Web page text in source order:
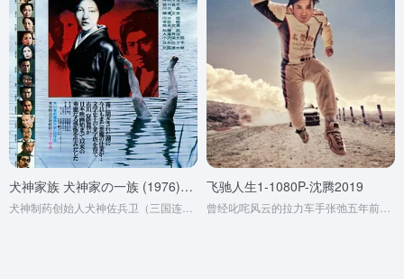
犬神家族 犬神家の一族 (1976)第1届报知映画赏获奖名单7.7分 飞驰人生1-1080P-沈腾2019